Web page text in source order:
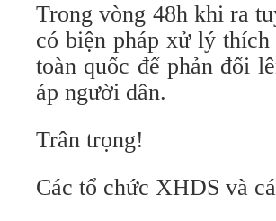
Trong vòng 48h khi ra
có biện pháp xử lý
toàn quốc để phản đối
áp người dân.
Trân trọng!
Các tổ chức XHDS và